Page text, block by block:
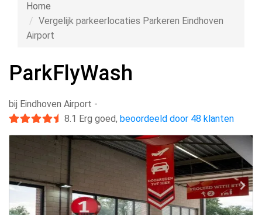
Home
Vergelijk parkeerlocaties Parkeren Eindhoven
Airport
ParkFlyWash
bij Eindhoven Airport -
8.1 Erg goed, beoordeeld door 48 klanten